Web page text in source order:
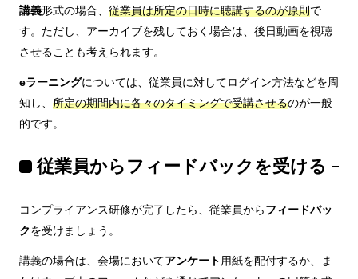
講義形式の場合、 従業員は所定の日時に聴講するのが原則で
す。ただし、アーカイブを残しておく場合は、後日動画を視聴
させることも考えられます。
eラーニングについては、従業員に対してログイン方法などを周
知し、 所定の期間内に各々のタイミングで受講させるのが一般
的です。
従業員からフィードバックを受ける
コンプライアンス研修が完了したら、従業員からフィードバッ
クを受けましょう。
講義の場合は、会場においてアンケート 用紙を配付するか、ま